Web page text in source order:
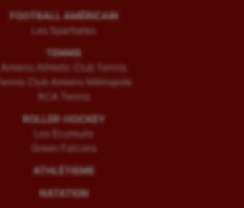
FOOTBALL AMÉRICAIN
Les Spartiates
TENNIS
Amiens Athletic Club Tennis
Tennis Club Amiens Métropole
RCA Tennis
ROLLER-HOCKEY
Les Ecureuils
Green Falcons
ATHLÉTISME
NATATION